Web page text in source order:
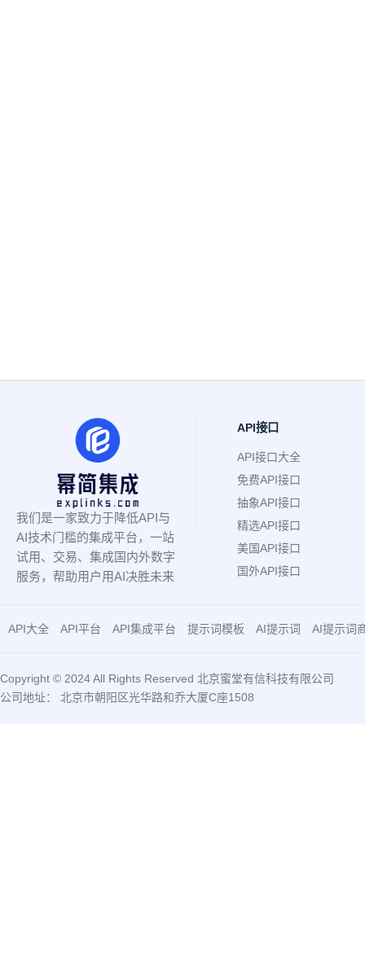
我们是一家致力于降低API与
AI技术门槛的集成平台，一站
试用、交易、集成国内外数字
服务，帮助用户用AI决胜未来
API接口
API接口大全
免费API接口
抽象API接口
精选API接口
美国API接口
国外API接口
API大全 API平台 API集成平台 提示词模板 AI提示词 AI提示词
Copyright © 2024 All Rights Reserved 北京蜜堂有信科技有限公司
公司地址： 北京市朝阳区光华路和乔大厦C座1508